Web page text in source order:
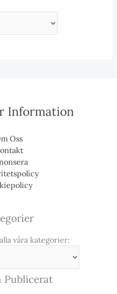
Information
Oss
våra kategorier:
Publicerat